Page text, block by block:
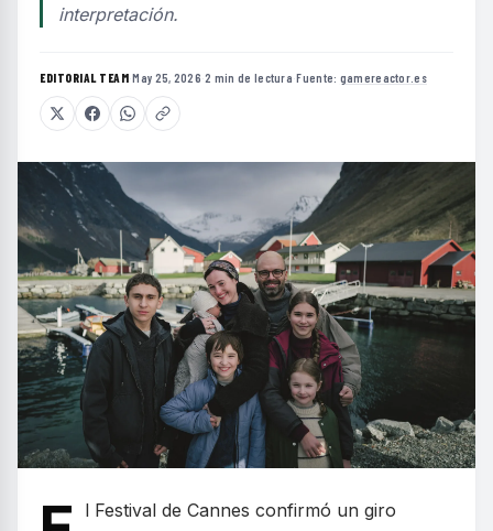
interpretación.
EDITORIAL TEAM·May 25, 2026·2 min de lectura·Fuente: gamereactor.es
l Festival de Cannes confirmó un giro